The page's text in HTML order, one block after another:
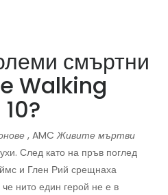
смъртни
Walking
, AMCЖивите мъртви
След като на пръв поглед
и Глен Рий срещнаха
нито един герой не е в